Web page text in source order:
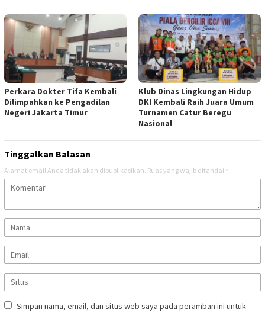
Perkara Dokter Tifa Kembali
Dilimpahkan ke Pengadilan
Negeri Jakarta Timur
Klub Dinas Lingkungan Hidup
DKI Kembali Raih Juara Umum
Turnamen Catur Beregu
Nasional
Tinggalkan Balasan
Alamat email Anda tidak akan dipublikasikan. Ruas yang wajib ditandai *
Simpan nama, email, dan situs web saya pada peramban ini untuk